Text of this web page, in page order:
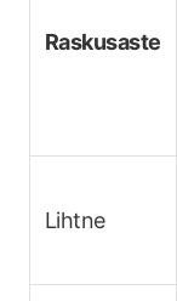
Raskusaste
Lihtne